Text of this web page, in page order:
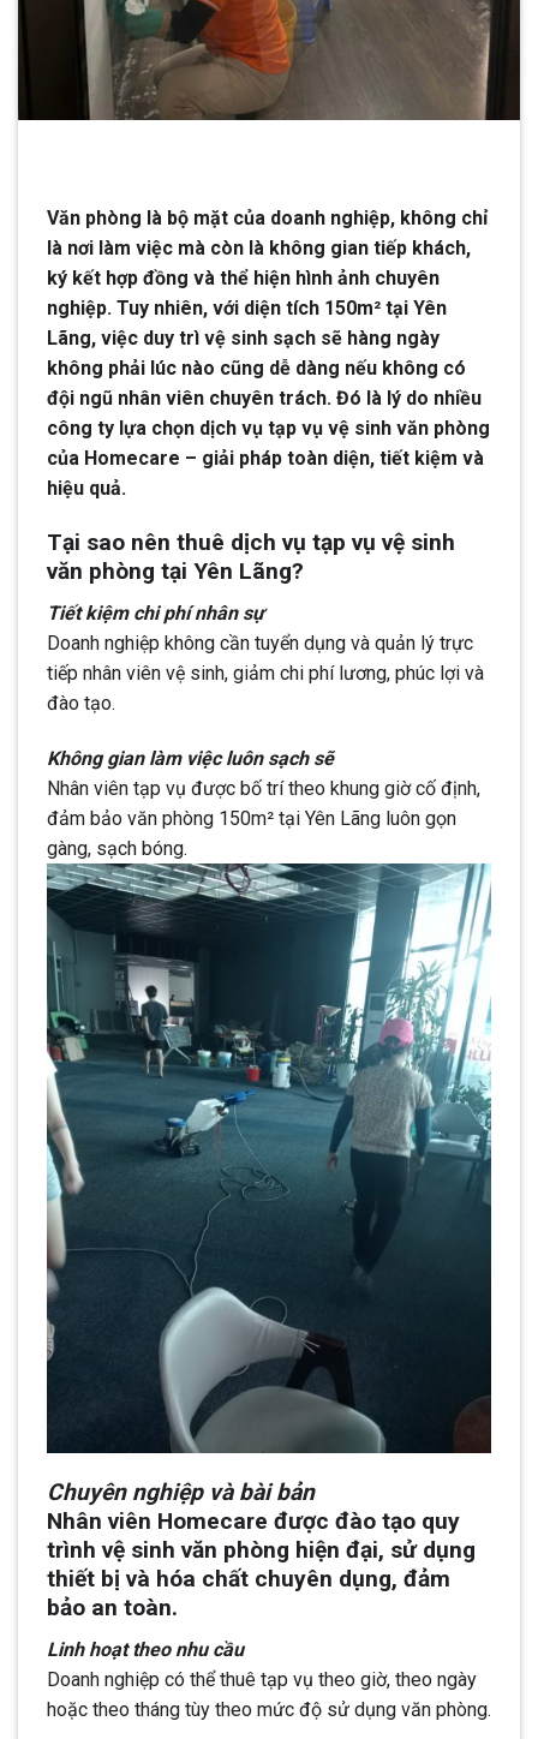
Văn phòng là bộ mặt của doanh nghiệp, không chỉ
là nơi làm việc mà còn là không gian tiếp khách,
ký kết hợp đồng và thể hiện hình ảnh chuyên
nghiệp. Tuy nhiên, với diện tích 150m² tại Yên
Lãng, việc duy trì vệ sinh sạch sẽ hàng ngày
không phải lúc nào cũng dễ dàng nếu không có
đội ngũ nhân viên chuyên trách. Đó là lý do nhiều
công ty lựa chọn dịch vụ tạp vụ vệ sinh văn phòng
của Homecare – giải pháp toàn diện, tiết kiệm và
hiệu quả.
Tại sao nên thuê dịch vụ tạp vụ vệ sinh
văn phòng tại Yên Lãng?
Tiết kiệm chi phí nhân sự
Doanh nghiệp không cần tuyển dụng và quản lý trực
tiếp nhân viên vệ sinh, giảm chi phí lương, phúc lợi và
đào tạo.
Không gian làm việc luôn sạch sẽ
Nhân viên tạp vụ được bố trí theo khung giờ cố định,
đảm bảo văn phòng 150m² tại Yên Lãng luôn gọn
gàng, sạch bóng.
Chuyên nghiệp và bài bản
Nhân viên Homecare được đào tạo quy
trình vệ sinh văn phòng hiện đại, sử dụng
thiết bị và hóa chất chuyên dụng, đảm
bảo an toàn.
Linh hoạt theo nhu cầu
Doanh nghiệp có thể thuê tạp vụ theo giờ, theo ngày
hoặc theo tháng tùy theo mức độ sử dụng văn phòng.